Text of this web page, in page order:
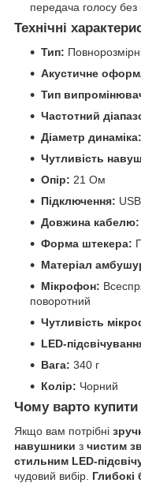
передача голосу
Технічні
Тип:
Акустичне
Тип
Частотний
Діаметр динаміка:
Чутливість
Опір: 21 Ом
Підключення: USB
Довжина кабелю:
Форма штекера:
Матеріал
Мікрофон:
поворотний
Чутливість
LED-
Вага: 340 г
Колір: Чорний
Чому варто купити
Якщо вам потрібні
навушники з чистим
стильним LED-
чудовий вибір. Глибокі